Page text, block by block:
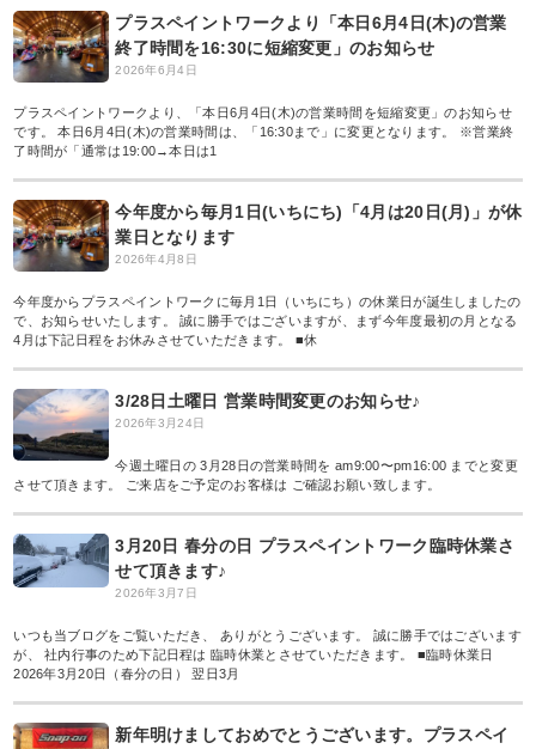
プラスペイントワークより「本日6月4日(木)の営業
終了時間を16:30に短縮変更」のお知らせ
2026年6月4日
プラスペイントワークより、「本日6月4日(木)の営業時間を短縮変更」のお知らせ
です。 本日6月4日(木)の営業時間は、「16:30まで」に変更となります。 ※営業終
了時間が「通常は19:00→本日は1
今年度から毎月1日(いちにち)「4月は20日(月)」が休
業日となります
2026年4月8日
今年度からプラスペイントワークに毎月1日（いちにち）の休業日が誕生しましたの
で、お知らせいたします。 誠に勝手ではございますが、まず今年度最初の月となる
4月は下記日程をお休みさせていただきます。 ■休
3/28日土曜日 営業時間変更のお知らせ♪
2026年3月24日
今週土曜日の 3月28日の営業時間を am9:00〜pm16:00 までと変更
させて頂きます。 ご来店をご予定のお客様は ご確認お願い致します。
3月20日 春分の日 プラスペイントワーク臨時休業さ
せて頂きます♪
2026年3月7日
いつも当ブログをご覧いただき、 ありがとうございます。 誠に勝手ではございます
が、 社内行事のため下記日程は 臨時休業とさせていただきます。 ■臨時休業日
2026年3月20日（春分の日） 翌日3月
新年明けましておめでとうございます。プラスペイ